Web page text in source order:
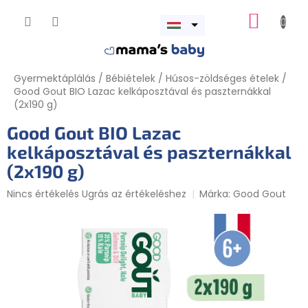
KOSÁR
Menü
Gyermektáplálás / Bébiételek / Húsos-zöldséges ételek /
Good Gout BIO Lazac kelkáposztával és paszternákkal
(2x190 g)
Good Gout BIO Lazac
kelkáposztával és paszternákkal
(2x190 g)
A
Nincs értékelés Ugrás az értékeléshez Márka:Good Gout